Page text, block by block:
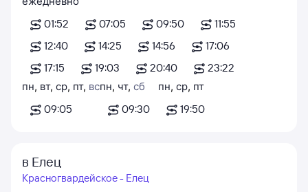
01:52
07:05 09:50
11:55
12:40
14:25 14:56
17:06
17:15
19:03 20:40
23:22
пн, вт, ср, пт, вс
09:05
пн, чт, сб
09:30
пн, ср, пт
19:50
в Елец
Красногвардейское - Елец